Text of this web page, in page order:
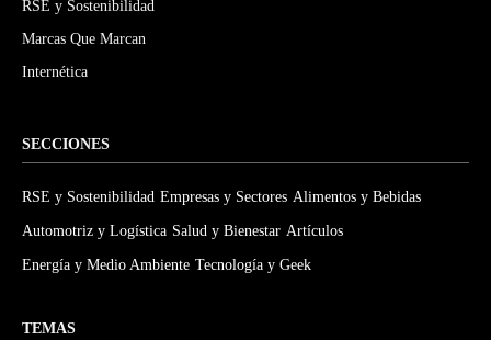
RSE y Sostenibilidad
Marcas Que Marcan
Internética
SECCIONES
RSE y Sostenibilidad Empresas y Sectores Alimentos y Bebidas
Automotriz y Logística Salud y Bienestar Artículos
Energía y Medio Ambiente Tecnología y Geek
TEMAS